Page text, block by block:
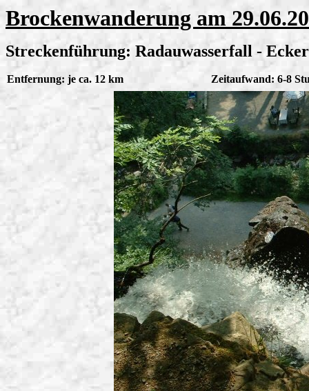
Brockenwanderung am
Streckenführung: Radauwasserfall -
Entfernung: je ca. 12 km Zeitaufwand: 6-8